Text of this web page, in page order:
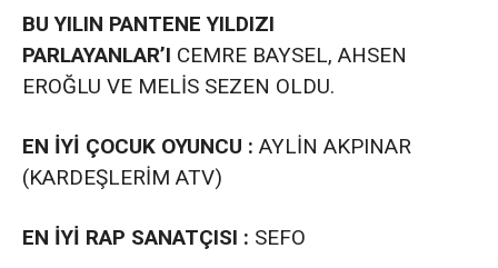
BU YILIN PANTENE YILDIZI
PARLAYANLAR’I CEMRE BAYSEL, AHSEN
EROĞLU VE MELİS SEZEN OLDU.
EN İYİ ÇOCUK OYUNCU : AYLİN AKPINAR
(KARDEŞLERİM ATV)
EN İYİ RAP SANATÇISI : SEFO